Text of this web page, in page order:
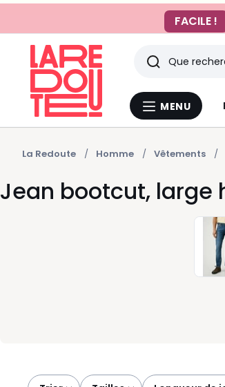
FACILE !
Menu
MENU
Rechercher
articles
vus
La Redoute Homme Vêtements
Jean bootcut, large